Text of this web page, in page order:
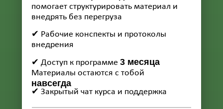
✔ Закрытый чат курса и поддержка
✔ Доступ к программе 3 месяца
Материалы остаются с тобой
навсегда
помогает структурировать материал и
внедрять без перегруза
✔ Рабочие конспекты и протоколы
внедрения